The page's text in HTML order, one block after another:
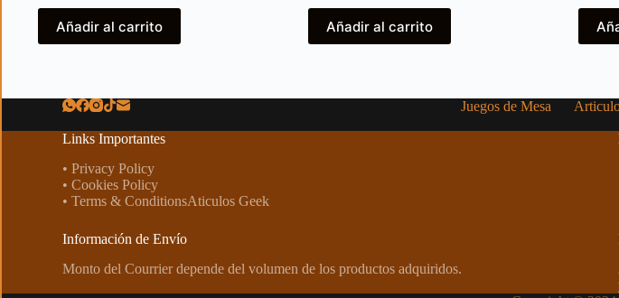
Añadir al carrito Añadir al carrito
Juegos de Mesa
Links Importantes
• Privacy Policy
• Cookies Policy
• Terms & ConditionsAticulos Geek
Información de Envío
Monto del Courrier depende del volumen de los productos adquiridos.